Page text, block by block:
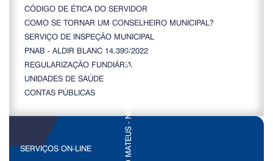
CÓDIGO DE ÉTICA DO SERVIDOR
COMO SE TORNAR UM CONSELHEIRO MUNICIPAL?
SERVIÇO DE INSPEÇÃO MUNICIPAL
PNAB - ALDIR BLANC 14.399/2022
REGULARIZAÇÃO FUNDIÁRIA
UNIDADES DE SAÚDE
CONTAS PÚBLICAS
SERVIÇOS ON-LINE